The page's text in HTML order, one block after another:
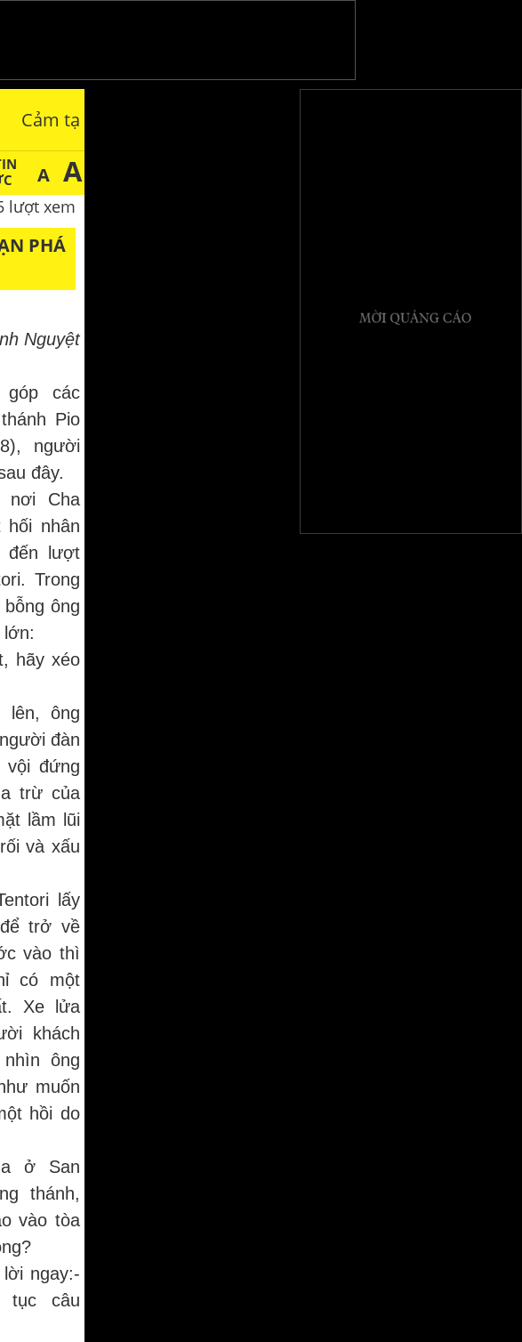
Cảm tạ
A A
lượt xem
PHÁ
Nguyệt
các
Pio
người
đây.
nơi Cha
hối nhân
đến lượt
Trong
ông
lớn:
hãy xéo
lên, ông
đàn
vội đứng
trừ của
lầm lũi
và xấu
lấy
trở về
vào thì
có một
Xe lửa
khách
ông
muốn
hồi do
ở San
thánh,
vào tòa
ngay:-
tục câu